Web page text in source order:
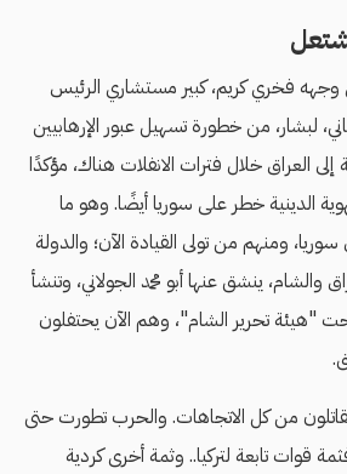
وجهه فخري كريم، كبير مستشاري الرئيس
لبشار، من خطورة تسهيل عبور الإرهابيين
العراق خلال فترات الانفلات هناك، مؤكدًا
الدينية خطر على سوريا أيضًا. وهو ما
سوريا، ومنهم من تولى القيادة الآن؛ والدولة
والشام، ينشق عنها أبو محمد الجولاني، وتنشأ
"هيئة تحرير الشام"، وهم الآن يحتفلون
من كل الاتجاهات. والحرب تطورت حتى
قوات تابعة لتركيا.. وثمة أخرى كردية